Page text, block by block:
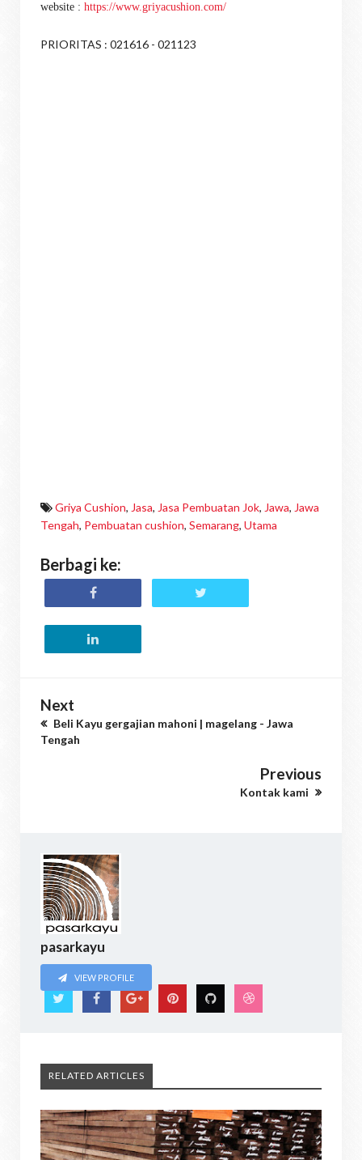
website : https://www.griyacushion.com/
PRIORITAS : 021616 - 021123
Griya Cushion, Jasa, Jasa Pembuatan Jok, Jawa, Jawa
Tengah, Pembuatan cushion, Semarang, Utama
Berbagi ke:
Next
Beli Kayu gergajian mahoni | magelang - Jawa
Tengah
Previous
Kontak kami
pasarkayu
VIEW PROFILE
RELATED ARTICLES